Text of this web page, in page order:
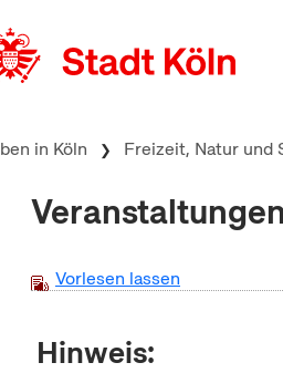
in Köln Freizeit, Natur und
Veranstaltungen
Vorlesen lassen
Hinweis: